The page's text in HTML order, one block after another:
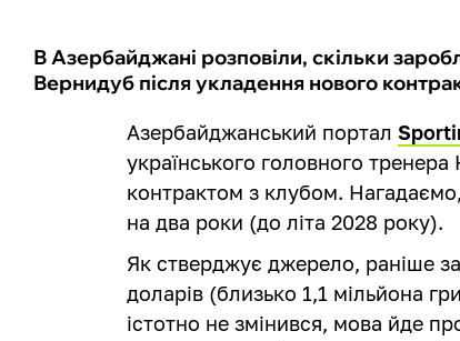
В Азербайджані розповіли, скільки
Вернидуб після укладення нового
Азербайджанський портал
українського головного
контрактом з клубом.
на два роки (до літа 2028 року).
Як стверджує джерело, раніше
доларів (близько 1,1 мільйона
істотно не змінився, мова йде